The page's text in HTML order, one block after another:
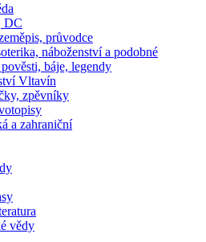
DC
průvodce
náboženství a podobné
báje, legendy
Vltavín
zpěvníky
a zahraniční
vědy